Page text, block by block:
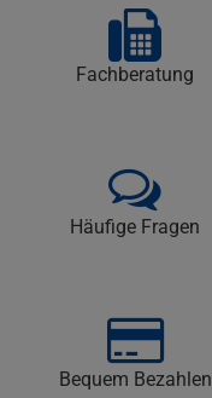
Fachberatung
Häufige Fragen
Bequem Bezahlen